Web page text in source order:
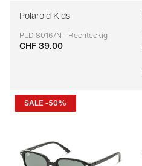
Polaroid Kids
PLD 8016/N - Rechteckig
Anpassbar
CHF 39.00
SALE -50%